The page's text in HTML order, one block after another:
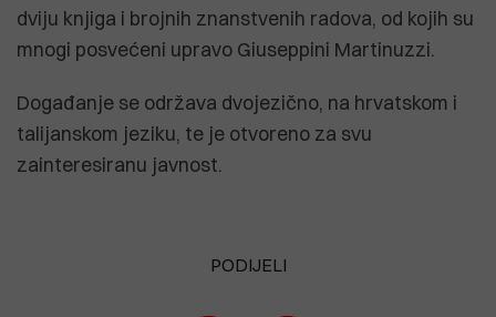
dviju knjiga i brojnih znanstvenih radova, od kojih su
mnogi posvećeni upravo Giuseppini Martinuzzi.
Događanje se održava dvojezično, na hrvatskom i
talijanskom jeziku, te je otvoreno za svu
zainteresiranu javnost.
PODIJELI